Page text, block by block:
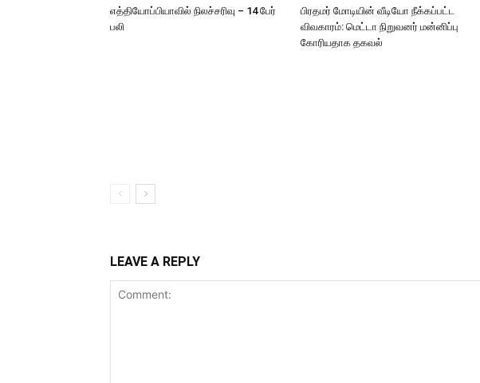
எத்தியோப்பியாவில் நிலச்சரிவு – 14 பேர்
பலி
பிரதமர் மோடியின் வீடியோ நீக்கப்பட்ட
விவகாரம்: மெட்டா நிறுவனர் மன்னிப்பு
கோரியதாக தகவல்
LEAVE A REPLY